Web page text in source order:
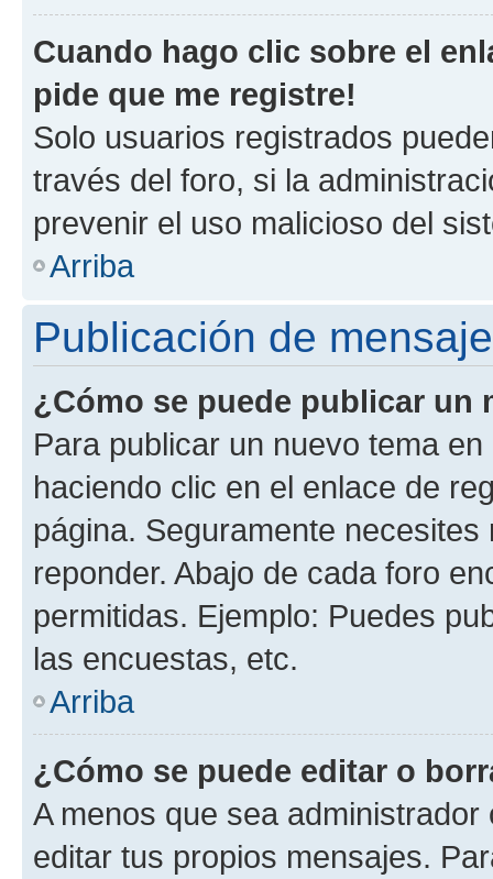
Cuando hago clic sobre el
pide que me registre!
Solo usuarios registrados
través del foro, si la
prevenir el uso malicioso del
Arriba
Publicación de
¿Cómo se puede publicar un
Para publicar un nuevo tema
haciendo clic en el enlace de
página. Seguramente
reponder. Abajo de cada foro
permitidas. Ejemplo: Puedes
las encuestas, etc.
Arriba
¿Cómo se puede editar o
A menos que sea
editar tus propios mensajes.